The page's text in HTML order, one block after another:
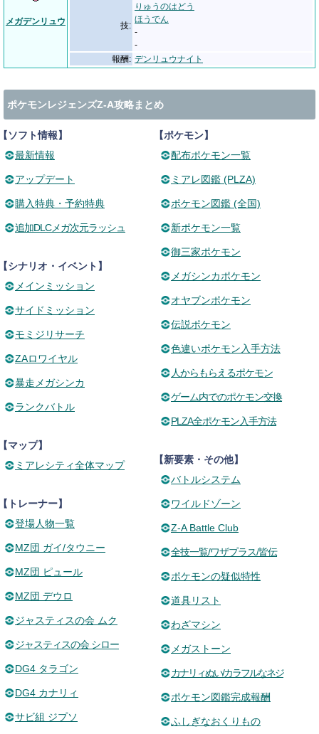
メガデンリュウ 技:
りゅうのはどう
ほうでん
-
-
報酬: デンリュウナイト
ポケモンレジェンズZ-A攻略まとめ
ソフト情報】
最新情報
アップデート
購入特典・予約特典
追加DLCメガ次元ラッシュ
シナリオ・イベント】
メインミッション
サイドミッション
モミジリサーチ
ZAロワイヤル
暴走メガシンカ
ランクバトル
マップ】
ミアレシティ全体マップ
トレーナー】
登場人物一覧
MZ団 ガイ/タウニー
MZ団 ピュール
MZ団 デウロ
ジャスティスの会 ムク
ジャスティスの会 シロー
DG4 タラゴン
DG4 カナリィ
サビ組 ジプソ
【ポケモン】
配布ポケモン一覧
ミアレ図鑑 (PLZA)
ポケモン図鑑 (全国)
新ポケモン一覧
御三家ポケモン
メガシンカポケモン
オヤブンポケモン
伝説ポケモン
色違いポケモン入手方法
人からもらえるポケモン
ゲーム内でのポケモン交換
PLZA全ポケモン入手方法
【新要素・その他】
バトルシステム
ワイルドゾーン
Z-A Battle Club
全技一覧/ワザプラス/皆伝
ポケモンの疑似特性
道具リスト
わざマシン
メガストーン
カナリィぬい/カラフルなネジ
ポケモン図鑑完成報酬
ふしぎなおくりもの